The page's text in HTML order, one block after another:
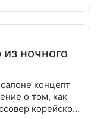
ночного
концепт
о том, как
корейской